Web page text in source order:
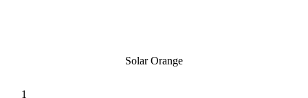
Solar Orange